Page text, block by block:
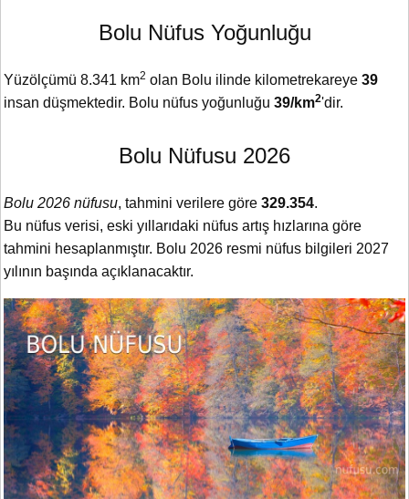
Bolu Nüfus Yoğunluğu
Yüzölçümü 8.341 km2 olan Bolu ilinde kilometrekareye 39
insan düşmektedir. Bolu nüfus yoğunluğu 39/km2'dir.
Bolu Nüfusu 2026
Bolu 2026 nüfusu, tahmini verilere göre 329.354.
Bu nüfus verisi, eski yıllarıdaki nüfus artış hızlarına göre
tahmini hesaplanmıştır. Bolu 2026 resmi nüfus bilgileri 2027
yılının başında açıklanacaktır.